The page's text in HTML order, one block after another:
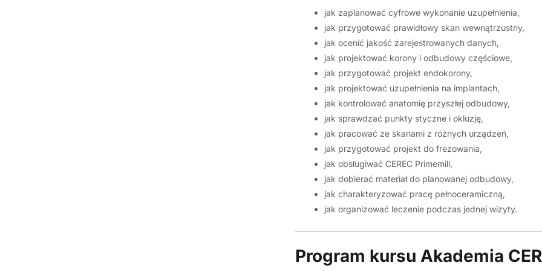
jak zaplanować cyfrowe wykonanie uzupełnienia,
jak przygotować prawidłowy skan wewnątrzustny,
jak ocenić jakość zarejestrowanych danych,
jak projektować korony i odbudowy częściowe,
jak przygotować projekt endokorony,
jak projektować uzupełnienia na implantach,
jak kontrolować anatomię przyszłej odbudowy,
jak sprawdzać punkty styczne i okluzję,
jak pracować ze skanami z różnych urządzeń,
jak przygotować projekt do frezowania,
jak obsługiwać CEREC Primemill,
jak dobierać materiał do planowanej odbudowy,
jak charakteryzować pracę pełnoceramiczną,
jak organizować leczenie podczas jednej wizyty.
Program kursu Akademia